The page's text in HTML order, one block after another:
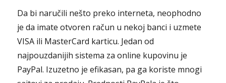
Da bi naručili nešto preko interneta, neophodno
je da imate otvoren račun u nekoj banci i uzmete
VISA ili MasterCard karticu. Jedan od
najpouzdanijih sistema za online kupovinu je
PayPal. Izuzetno je efikasan, pa ga koriste mnogi